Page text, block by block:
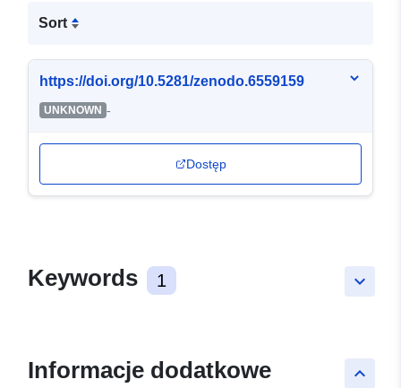
Sort
https://doi.org/10.5281/zenodo.6559159
UNKNOWN -
Dostęp
keyboard_arrow_down
Keywords 1
keyboard_arrow_up
Informacje dodatkowe